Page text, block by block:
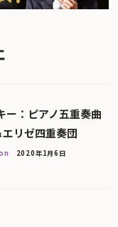
ー：ピアノ五重奏曲
リゼ四重奏団
2020年1月6日